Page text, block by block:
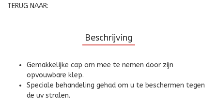
TERUG NAAR:
Beschrijving
Gemakkelijke cap om mee te nemen door zijn
opvouwbare klep.
Speciale behandeling gehad om u te beschermen tegen
de uv stralen.